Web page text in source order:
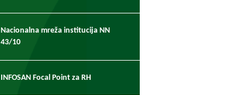
Nacionalna mreža institucija NN
43/10
INFOSAN Focal Point za RH